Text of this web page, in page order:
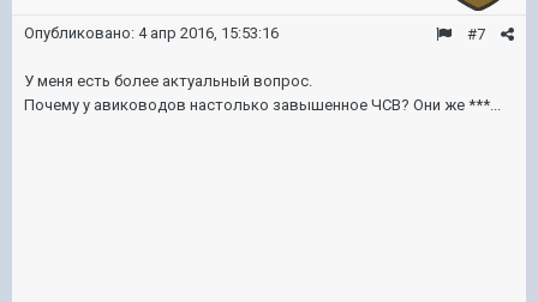
#7
Опубликовано: 4 апр 2016, 15:53:16
У меня есть более актуальный вопрос.
Почему у авиководов настолько завышенное ЧСВ? Они же ***...